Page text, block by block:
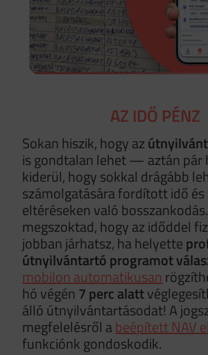
AZ IDŐ PÉNZ
Sokan hiszik, hogy az
is gondtalan lehet — aztán pár
kiderül, hogy sokkal drágább
számolgatására fordított idő és
eltéréseken való
megszoktad, hogy az időddel
jobban járhatsz, ha helyette
útnyilvántartó programot
mobilon automatikusan
hó végén7 perc alatt
álló útnyilvántartásodat! A
megfelelésről abeépített NAV
funkciónk gondoskodik.